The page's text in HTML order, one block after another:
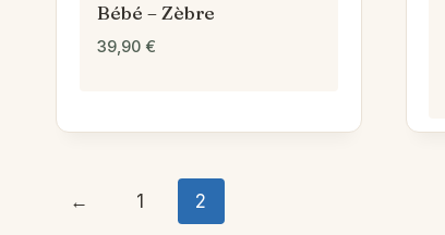
Bébé – Zèbre
39,90 €
← 1 2